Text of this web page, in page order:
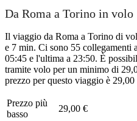
Da Roma a Torino in volo
Il viaggio da Roma a Torino di
e 7 min. Ci sono 55 collegamenti
05:45 e l'ultima a 23:50. È
tramite volo per un minimo di
prezzo per questo viaggio è 29,00
Prezzo più
basso
29,00 €